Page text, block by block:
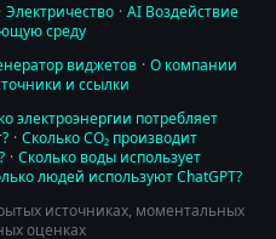
· Электричество · AI Воздействие
среду
виджетов · О компании
и ссылки
электроэнергии потребляет
· Сколько CO₂ производит
· Сколько воды использует
людей используют ChatGPT?
источниках, моментальных
оценках